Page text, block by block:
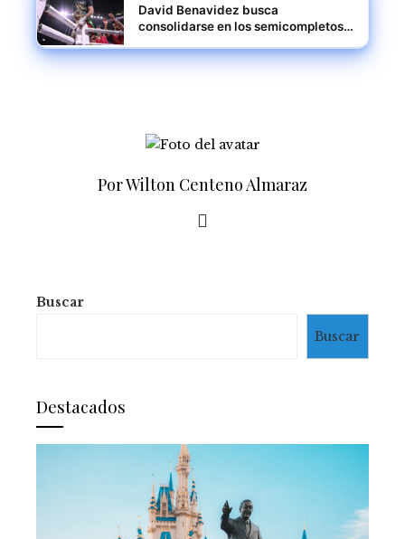
David Benavidez busca
consolidarse en los semicompletos
titular
Por Wilton Centeno Almaraz
Buscar
Buscar
Destacados